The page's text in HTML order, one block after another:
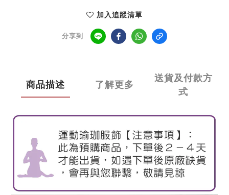
加入追蹤清單
分享到
商品描述 了解更多
送貨及付款方
式